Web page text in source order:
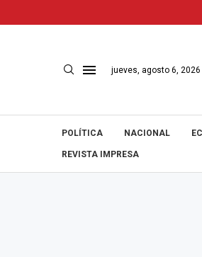
jueves, agosto 6, 2026
POLÍTICA NACIONAL
REVISTA IMPRESA